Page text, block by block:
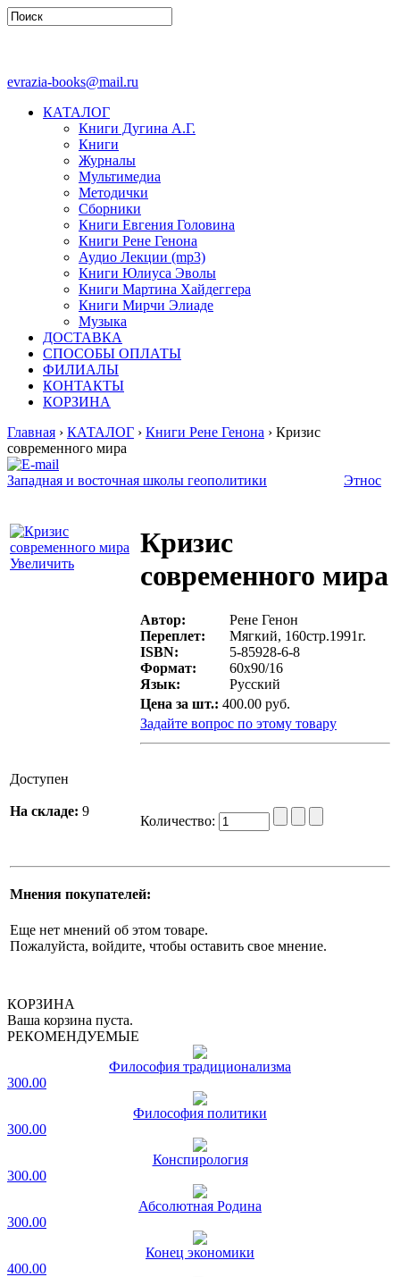
evrazia-books@mail.ru
КАТАЛОГ
Книги Дугина А.Г.
Книги
Журналы
Мультимедиа
Методички
Сборники
Книги Евгения Головина
Книги Рене Генона
Аудио Лекции (mp3)
Книги Юлиуса Эволы
Книги Мартина Хайдеггера
Книги Мирчи Элиаде
Музыка
ДОСТАВКА
СПОСОБЫ ОПЛАТЫ
ФИЛИАЛЫ
КОНТАКТЫ
КОРЗИНА
Главная › КАТАЛОГ › Книги Рене Генона › Кризис
современного мира
Западная и восточная школы геополитики Этнос
Увеличить
Кризис
современного мира
Автор:
Рене Генон
Переплет:
Мягкий, 160стр.1991г.
ISBN:
5-85928-6-8
Формат:
60х90/16
Язык:
Русский
Цена за шт.: 400.00 руб.
Задайте вопрос по этому товару
Доступен
На складе: 9
Количество:
Мнения покупателей:
Еще нет мнений об этом товаре.
Пожалуйста, войдите, чтобы оставить свое мнение.
КОРЗИНА
Ваша корзина пуста.
РЕКОМЕНДУЕМЫЕ
Философия традиционализма
300.00
Философия политики
300.00
Конспирология
300.00
Абсолютная Родина
300.00
Конец экономики
400.00